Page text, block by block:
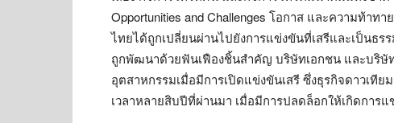
Opportunities and Challenges โอกาส และความท้า
ไทยได้ถูกเปลี่ยนผ่านไปยังการแข่งขันที่เสรีและเป็นธ
ถูกพัฒนาด้วยฟันเฟืองชิ้นสำคัญ บริษัทเอกชน และบริษั
อุตสาหกรรมเมื่อมีการเปิดแข่งขันเสรี ซึ่งธุรกิจดาวเที
เวลาหลายสิบปีที่ผ่านมา เมื่อมีการปลดล็อกให้เกิดการ